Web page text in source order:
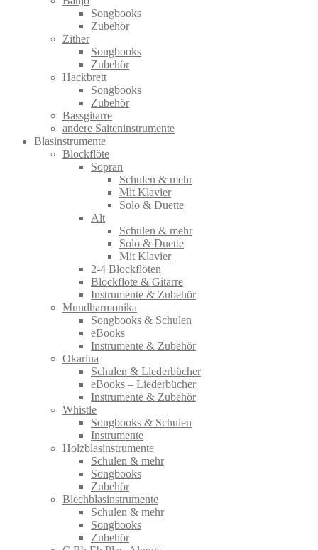
Songbooks
Zubehör
Zither
Songbooks
Zubehör
Hackbrett
Songbooks
Zubehör
Bassgitarre
andere Saiteninstrumente
Blasinstrumente
Blockflöte
Sopran
Schulen & mehr
Mit Klavier
Solo & Duette
Alt
Schulen & mehr
Solo & Duette
Mit Klavier
2-4 Blockflöten
Blockflöte & Gitarre
Instrumente & Zubehör
Mundharmonika
Songbooks & Schulen
eBooks
Instrumente & Zubehör
Okarina
Schulen & Liederbücher
eBooks – Liederbücher
Instrumente & Zubehör
Whistle
Songbooks & Schulen
Instrumente
Holzblasinstrumente
Schulen & mehr
Songbooks
Zubehör
Blechblasinstrumente
Schulen & mehr
Songbooks
Zubehör